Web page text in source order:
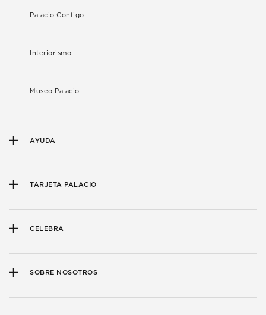
Palacio Contigo
Interiorismo
Museo Palacio
AYUDA
TARJETA PALACIO
CELEBRA
SOBRE NOSOTROS